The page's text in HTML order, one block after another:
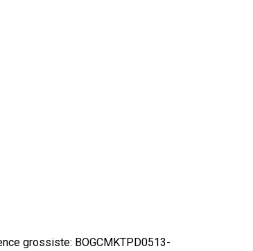
grossiste: BOGCMKTPD0513-